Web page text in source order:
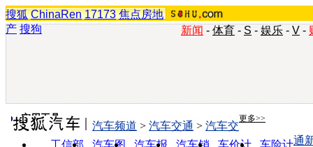
搜狐 ChinaRen 17173 焦点房地
产 搜狗 新闻 - 体育 - S - 娱乐 - V -
实用工具 更多>>
工信部
汽车图
汽车报
汽车销
车价计
车险计
汽车频道 > 汽车交通 > 汽车交
通